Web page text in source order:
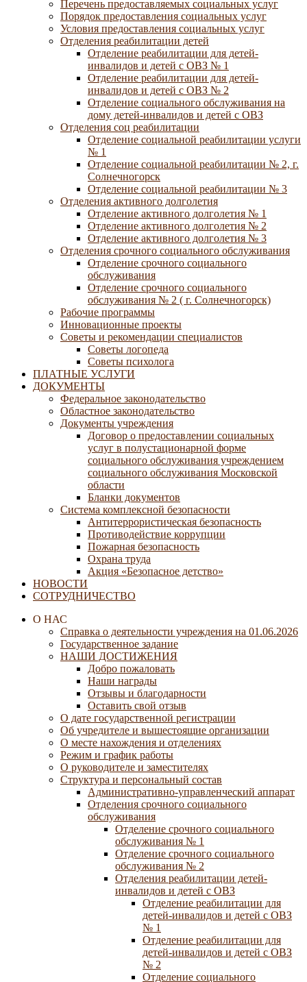
Перечень предоставляемых социальных услуг
Порядок предоставления социальных услуг
Условия предоставления социальных услуг
Отделения реабилитации детей
Отделение реабилитации для детей-
инвалидов и детей с ОВЗ № 1
Отделение реабилитации для детей-
инвалидов и детей с ОВЗ № 2
Отделение социального обслуживания на
дому детей-инвалидов и детей с ОВЗ
Отделения соц реабилитации
Отделение социальной реабилитации услуги
№ 1
Отделение социальной реабилитации № 2, г.
Солнечногорск
Отделение социальной реабилитации № 3
Отделения активного долголетия
Отделение активного долголетия № 1
Отделение активного долголетия № 2
Отделение активного долголетия № 3
Отделения срочного социального обслуживания
Отделение срочного социального
обслуживания
Отделение срочного социального
обслуживания № 2 ( г. Солнечногорск)
Рабочие программы
Инновационные проекты
Советы и рекомендации специалистов
Советы логопеда
Советы психолога
ПЛАТНЫЕ УСЛУГИ
ДОКУМЕНТЫ
Федеральное законодательство
Областное законодательство
Документы учреждения
Договор о предоставлении социальных
услуг в полустационарной форме
социального обслуживания учреждением
социального обслуживания Московской
области
Бланки документов
Система комплексной безопасности
Антитеррористическая безопасность
Противодействие коррупции
Пожарная безопасность
Охрана труда
Акция «Безопасное детство»
НОВОСТИ
СОТРУДНИЧЕСТВО
О НАС
Справка о деятельности учреждения на 01.06.2026
Государственное задание
НАШИ ДОСТИЖЕНИЯ
Добро пожаловать
Наши награды
Отзывы и благодарности
Оставить свой отзыв
О дате государственной регистрации
Об учредителе и вышестоящие организации
О месте нахождения и отделениях
Режим и график работы
О руководителе и заместителях
Структура и персональный состав
Административно-управленческий аппарат
Отделения срочного социального
обслуживания
Отделение срочного социального
обслуживания № 1
Отделение срочного социального
обслуживания № 2
Отделения реабилитации детей-
инвалидов и детей с ОВЗ
Отделение реабилитации для
детей-инвалидов и детей с ОВЗ
№ 1
Отделение реабилитации для
детей-инвалидов и детей с ОВЗ
№ 2
Отделение социального